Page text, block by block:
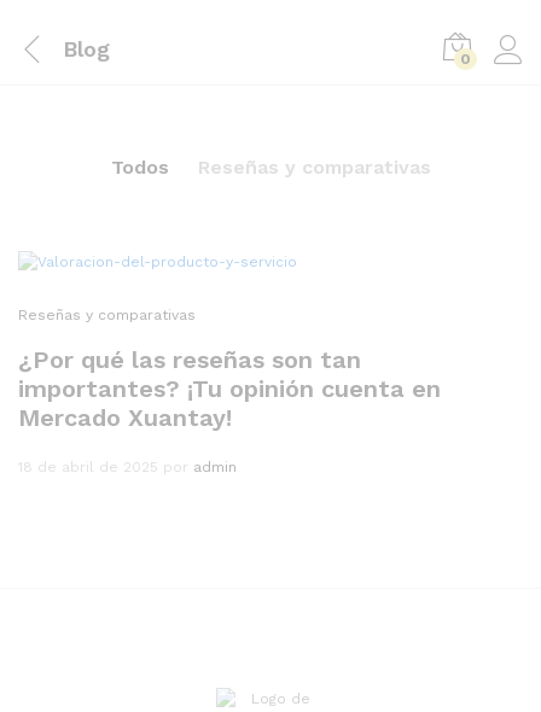
Blog 0
Todos Reseñas y comparativas
Reseñas y comparativas
¿Por qué las reseñas son tan
importantes? ¡Tu opinión cuenta en
Mercado Xuantay!
18 de abril de 2025 por admin